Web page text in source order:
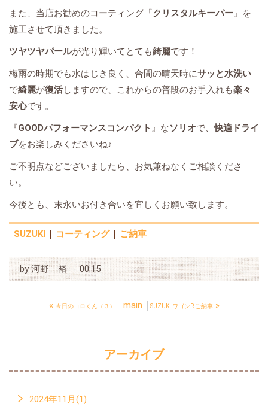
また、当店お勧めのコーティング『クリスタルキーパー』を
施工させて頂きました。
ツヤツヤパールが光り輝いてとても綺麗です！
梅雨の時期でも水はじき良く、合間の晴天時にサッと水洗い
で綺麗が復活しますので、これからの普段のお手入れも楽々
安心です。
『GOODパフォーマンスコンパクト 』なソリオで、快適ドライ
ブをお楽しみくださいね♪
ご不明点などございましたら、お気兼ねなくご相談くださ
い。
今後とも、末永いお付き合いを宜しくお願い致します。
SUZUKI コーティング ご納車
by河野 裕 00:15
« 今日のコロくん（３） main SUZUKI ワゴンR ご納車»
アーカイブ
2024年11月(1)